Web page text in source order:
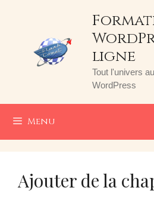
ligne
Tout l'univers
WordPress
Menu
Ajouter de la